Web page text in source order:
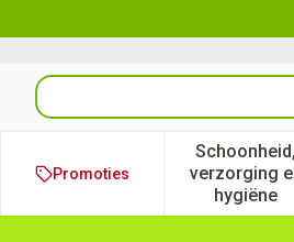
Product, merk, categorie...
Promoties
Schoonheid,
verzorging
hygiëne
Toon